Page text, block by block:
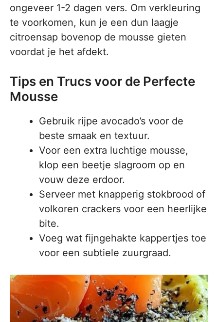
ongeveer 1-2 dagen vers. Om verkleuring
te voorkomen, kun je een dun laagje
citroensap bovenop de mousse gieten
voordat je het afdekt.
Tips en Trucs voor de Perfecte
Mousse
Gebruik rijpe avocado’s voor de
beste smaak en textuur.
Voor een extra luchtige mousse,
klop een beetje slagroom op en
vouw deze erdoor.
Serveer met knapperig stokbrood of
volkoren crackers voor een heerlijke
bite.
Voeg wat fijngehakte kappertjes toe
voor een subtiele zuurgraad.